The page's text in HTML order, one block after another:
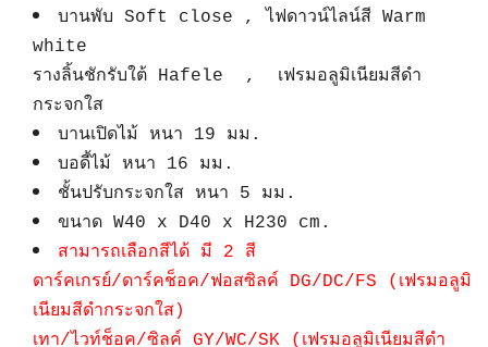
บานพับ Soft close , ไฟดาวน์ไลน์สี Warm
white
รางลิ้นชักรับใต้ Hafele , เฟรมอลูมิเนียมสีดำ
กระจกใส
บานเปิดไม้ หนา 19 มม.
บอดี้ไม้ หนา 16 มม.
ชั้นปรับกระจกใส หนา 5 มม.
ขนาด W40 x D40 x H230 cm.
สามารถเลือกสีได้ มี 2 สี
ดาร์คเกรย์/ดาร์คช็อค/ฟอสซิลค์ DG/DC/FS (เฟรมอลูมิ
เนียมสีดำกระจกใส)
เทา/ไวท์ช็อค/ซิลค์ GY/WC/SK (เฟรมอลูมิเนียมสีดำ